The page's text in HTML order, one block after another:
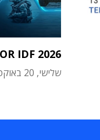
IDF 2026
שלישי, 20 באוקטובר 2026